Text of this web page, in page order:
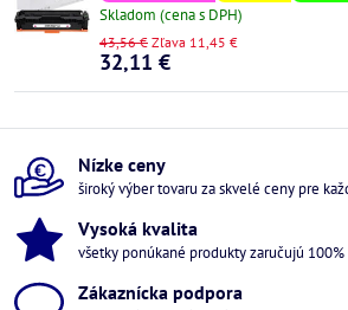
Skladom (cena s DPH)
32,11 €
43,56 € Zľava 11,45 €
Nízke ceny
široký výber tovaru za skvelé ceny pre
Vysoká kvalita
všetky ponúkané produkty zaručujú
Zákaznícka podpora